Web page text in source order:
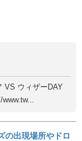
VS ウィザーDAY
の出現場所やドロ